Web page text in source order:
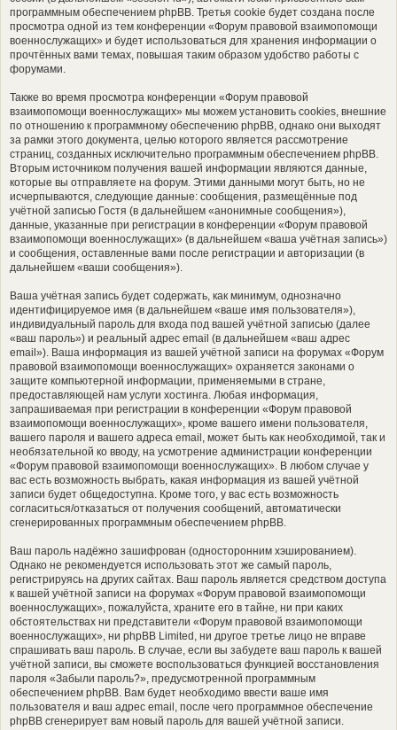
программным обеспечением phpBB. Третья cookie будет создана после
просмотра одной из тем конференции «Форум правовой взаимопомощи
военнослужащих» и будет использоваться для хранения информации о
прочтённых вами темах, повышая таким образом удобство работы с
форумами.
Также во время просмотра конференции «Форум правовой
взаимопомощи военнослужащих» мы можем установить cookies, внешние
по отношению к программному обеспечению phpBB, однако они выходят
за рамки этого документа, целью которого является рассмотрение
страниц, созданных исключительно программным обеспечением phpBB.
Вторым источником получения вашей информации являются данные,
которые вы отправляете на форум. Этими данными могут быть, но не
исчерпываются, следующие данные: сообщения, размещённые под
учётной записью Гостя (в дальнейшем «анонимные сообщения»),
данные, указанные при регистрации в конференции «Форум правовой
взаимопомощи военнослужащих» (в дальнейшем «ваша учётная запись»)
и сообщения, оставленные вами после регистрации и авторизации (в
дальнейшем «ваши сообщения»).
Ваша учётная запись будет содержать, как минимум, однозначно
идентифицируемое имя (в дальнейшем «ваше имя пользователя»),
индивидуальный пароль для входа под вашей учётной записью (далее
«ваш пароль») и реальный адрес email (в дальнейшем «ваш адрес
email»). Ваша информация из вашей учётной записи на форумах «Форум
правовой взаимопомощи военнослужащих» охраняется законами о
защите компьютерной информации, применяемыми в стране,
предоставляющей нам услуги хостинга. Любая информация,
запрашиваемая при регистрации в конференции «Форум правовой
взаимопомощи военнослужащих», кроме вашего имени пользователя,
вашего пароля и вашего адреса email, может быть как необходимой, так и
необязательной ко вводу, на усмотрение администрации конференции
«Форум правовой взаимопомощи военнослужащих». В любом случае у
вас есть возможность выбрать, какая информация из вашей учётной
записи будет общедоступна. Кроме того, у вас есть возможность
согласиться/отказаться от получения сообщений, автоматически
сгенерированных программным обеспечением phpBB.
Ваш пароль надёжно зашифрован (односторонним хэшированием).
Однако не рекомендуется использовать этот же самый пароль,
регистрируясь на других сайтах. Ваш пароль является средством доступа
к вашей учётной записи на форумах «Форум правовой взаимопомощи
военнослужащих», пожалуйста, храните его в тайне, ни при каких
обстоятельствах ни представители «Форум правовой взаимопомощи
военнослужащих», ни phpBB Limited, ни другое третье лицо не вправе
спрашивать ваш пароль. В случае, если вы забудете ваш пароль к вашей
учётной записи, вы сможете воспользоваться функцией восстановления
пароля «Забыли пароль?», предусмотренной программным
обеспечением phpBB. Вам будет необходимо ввести ваше имя
пользователя и ваш адрес email, после чего программное обеспечение
phpBB сгенерирует вам новый пароль для вашей учётной записи.